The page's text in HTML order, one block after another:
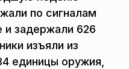
по сигналам
и задержали 626
изъяли из
единицы оружия,